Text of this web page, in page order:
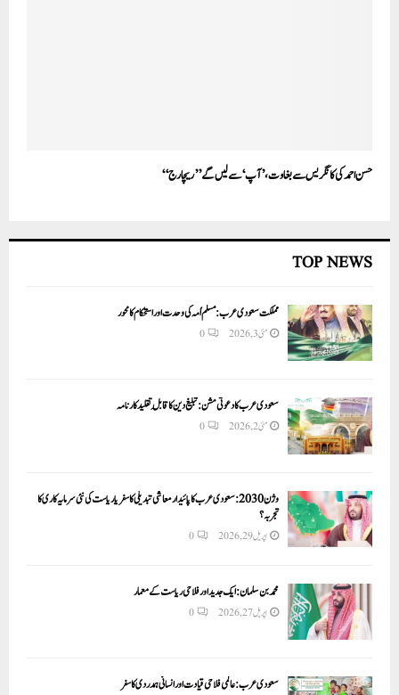
حسن احمد کی کانگریس سے بغاوت، ’آپ‘ سے لیں گے ’’ریچارج‘‘
TOP NEWS
مملکت سعودی عرب: مسلم اُمہ کی وحدت اور استحکام کا محور
مئی 3, 2026 0
سعودی عرب کا دعوتی مشن: تبلیغ دین کا قابلِ تقلید کارنامہ
مئی 2, 2026 0
وژن 2030:سعودی عرب کا پائیدار معاشی تبدیلی کا سفر یا ریاست کی نئی سرمایہ کاری کا
تجربہ؟
اپریل 29, 2026 0
محمد بن سلمان: ایک جدید اور فلاحی ریاست کے معمار
اپریل 27, 2026 0
سعودی عرب: عالمی فلاحی قیادت اور انسانی ہمدردی کا سفر